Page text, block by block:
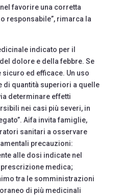
favorire una corretta
responsabile”, rimarca la
indicato per il
dolore e della febbre. Se
ed efficace. Un uso
di quantità superiori a quelle
determinare effetti
nei casi più severi, in
Aifa invita famiglie,
sanitari a osservare
precauzioni:
alle dosi indicate nel
medica;
tra le somministrazioni
di più medicinali